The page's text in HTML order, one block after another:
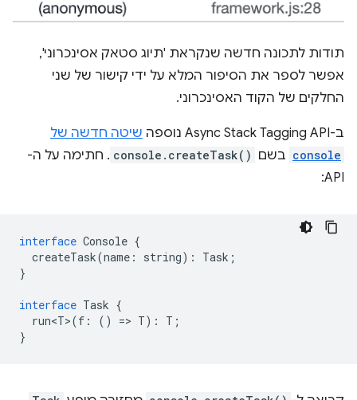
תודות לתכונה חדשה שנקראת 'תיוג סטאק אסינכרוני',
אפשר לספר את הסיפור המלא על ידי קישור של שני
החלקים של הקוד האסינכרוני.
ב-Async Stack Tagging API נוספה שיטה חדשה של
console בשם console.createTask() . חתימה על ה-
API:
interface Console {
createTask(name : string) : Task ;
}
interface Task {
run<T>(f : () => T) : T ;
}